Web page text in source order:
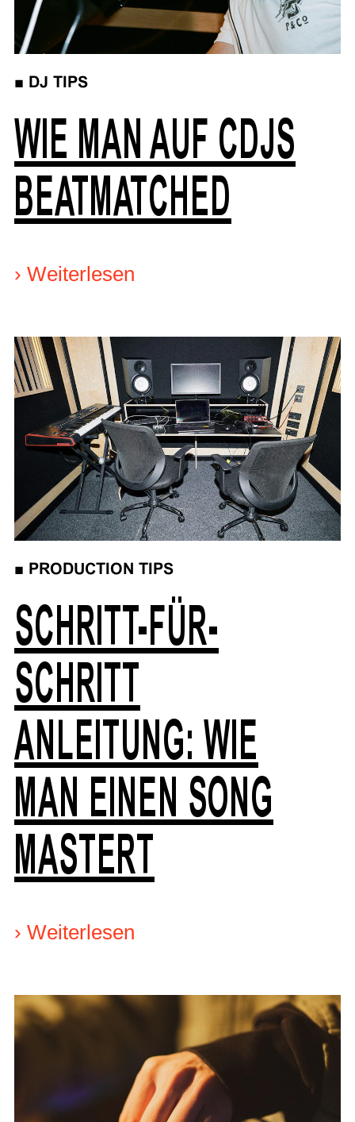
■ DJ TIPS
WIE MAN AUF CDJS
BEATMATCHED
› Weiterlesen
■ PRODUCTION TIPS
SCHRITT-FÜR-
SCHRITT
ANLEITUNG: WIE
MAN EINEN SONG
MASTERT
› Weiterlesen